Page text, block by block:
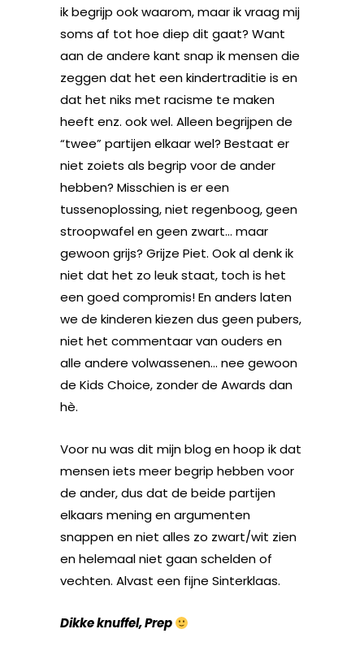
ik begrijp ook waarom, maar ik vraag mij
soms af tot hoe diep dit gaat? Want
aan de andere kant snap ik mensen die
zeggen dat het een kindertraditie is en
dat het niks met racisme te maken
heeft enz. ook wel. Alleen begrijpen de
“twee” partijen elkaar wel? Bestaat er
niet zoiets als begrip voor de ander
hebben? Misschien is er een
tussenoplossing, niet regenboog, geen
stroopwafel en geen zwart… maar
gewoon grijs? Grijze Piet. Ook al denk ik
niet dat het zo leuk staat, toch is het
een goed compromis! En anders laten
we de kinderen kiezen dus geen pubers,
niet het commentaar van ouders en
alle andere volwassenen… nee gewoon
de Kids Choice, zonder de Awards dan
hè.
Voor nu was dit mijn blog en hoop ik dat
mensen iets meer begrip hebben voor
de ander, dus dat de beide partijen
elkaars mening en argumenten
snappen en niet alles zo zwart/wit zien
en helemaal niet gaan schelden of
vechten. Alvast een fijne Sinterklaas.
Dikke knuffel, Prep